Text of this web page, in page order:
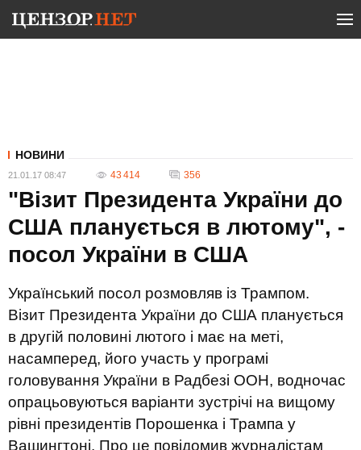
НОВИНИ
21.01.17 08:47 43 414 356
"Візит Президента України до
США планується в лютому", -
посол України в США
Український посол розмовляв із Трампом.
Візит Президента України до США планується
в другій половині лютого і має на меті,
насамперед, його участь у програмі
головування України в Радбезі ООН, водночас
опрацьовуються варіанти зустрічі на вищому
рівні президентів Порошенка і Трампа у
Вашингтоні. Про це повідомив журналістам